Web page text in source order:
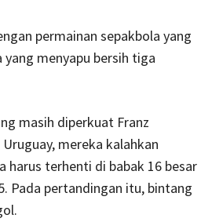
permainan sepakbola yang
menyapu bersih tiga
masih diperkuat Franz
mereka kalahkan
harus terhenti di babak 16 besar
Pada pertandingan itu, bintang